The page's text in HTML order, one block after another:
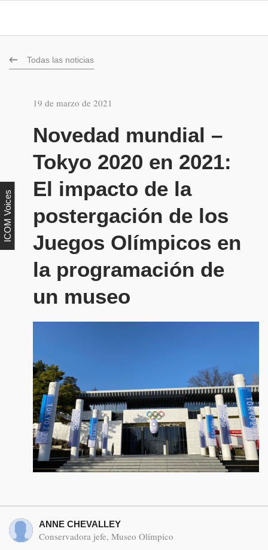
Todas las noticias
19 de marzo de 2021
ICOM Voices
Novedad mundial –
Tokyo 2020 en 2021:
El impacto de la
postergación de los
Juegos Olímpicos en
la programación de
un museo
ANNE CHEVALLEY
Conservadora jefe, Museo Olímpico